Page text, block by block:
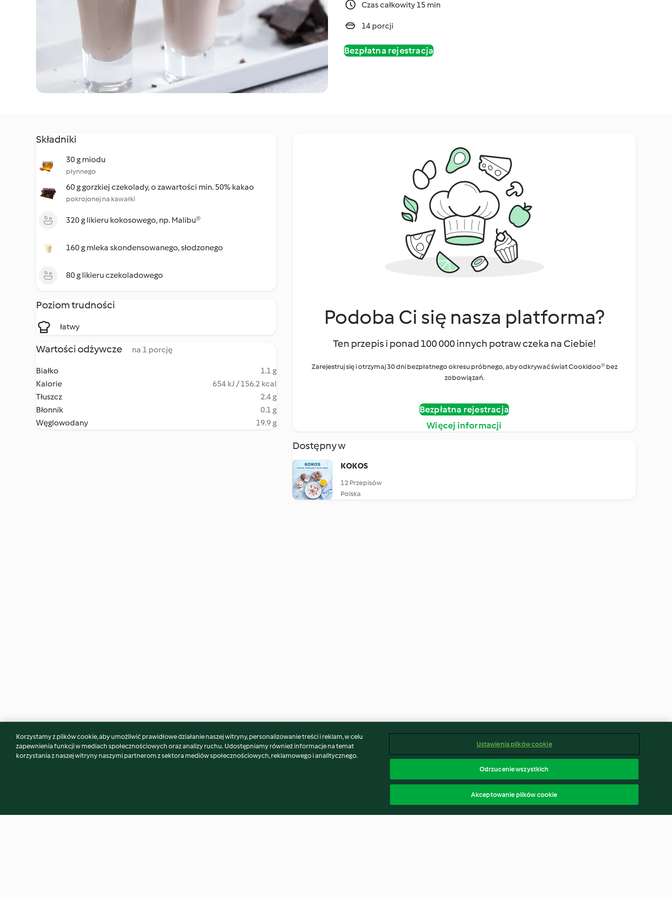
Czas całkowity 15 min
14 porcji
Bezpłatna rejestracja
Składniki
30 g miodu
płynnego
60 g gorzkiej czekolady, o zawartości min. 50% kakao
pokrojonej na kawałki
320 g likieru kokosowego, np. Malibu®
160 g mleka skondensowanego, słodzonego
80 g likieru czekoladowego
Poziom trudności
łatwy
Wartości odżywcze na 1 porcję
Białko
1.1 g
Kalorie
654 kJ / 156.2 kcal
Tłuszcz
2.4 g
Błonnik
0.1 g
Węglowodany
19.9 g
Podoba Ci się nasza platforma?
Ten przepis i ponad 100 000 innych potraw czeka na Ciebie!
Zarejestruj się i otrzymaj 30 dni bezpłatnego okresu próbnego, aby odkrywać świat Cookidoo® bez
zobowiązań.
Bezpłatna rejestracja
Więcej informacji
Dostępny w
KOKOS
12 Przepisów
Polska
Może spodoba Ci się również...
Korzystamy z plików cookie, aby umożliwić prawidłowe działanie naszej witryny, personalizowanie treści i reklam, w celu
zapewnienia funkcji w mediach społecznościowych oraz analizy ruchu. Udostępniamy również informacje na temat
korzystania z naszej witryny naszymi partnerom z sektora mediów społecznościowych, reklamowego i analitycznego.
Ustawienia plików cookie
Odrzucenie wszystkich
Akceptowanie plików cookie